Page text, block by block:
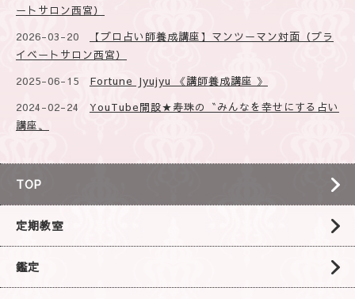
ートサロン西宮）
2026-03-20
【プロ占い師養成講座】マンツーマン対面（プラ
イベートサロン西宮）
2025-06-15
Fortune Jyujyu 《講師養成講座 》
2024-02-24
YouTube開設★寿珠の〝みんなを幸せにする占い
講座〟
TOP
定期教室
鑑定